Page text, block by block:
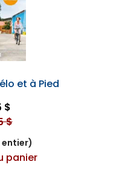
et à Pied
$
$
entier)
panier